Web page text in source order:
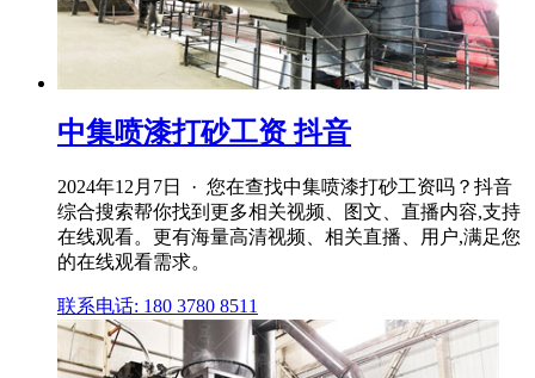
中集喷漆打砂工资 抖音
2024年12月7日 · 您在查找中集喷漆打砂工资吗？抖音
综合搜索帮你找到更多相关视频、图文、直播内容,支持
在线观看。更有海量高清视频、相关直播、用户,满足您
的在线观看需求。
联系电话: 180 3780 8511